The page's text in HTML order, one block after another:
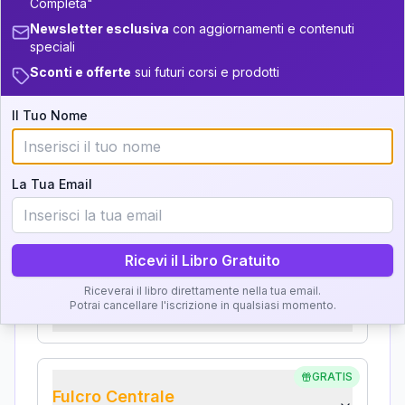
18.5-19
34-36
37.5-38.5
38.5-39
Analisi, Significato e
Interpretazione
Clicca su ogni zona per leggere la definizione e
l'interpretazione!
Zona del Ritratto
Importanza:
Karma Genitore-Figlio
Importanza:
GRATIS
Fulcro Centrale
Completa"
Newsletter esclusiva con aggiornamenti e contenuti
speciali
Sconti e offerte sui futuri corsi e prodotti
Il Tuo Nome
La Tua Email
Ricevi il Libro Gratuito
Riceverai il libro direttamente nella tua email.
Potrai cancellare l'iscrizione in qualsiasi momento.